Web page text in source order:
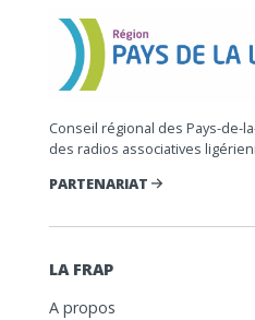
Conseil régional des Pays-de-
des radios associatives
PARTENARIAT
LA FRAP
A propos